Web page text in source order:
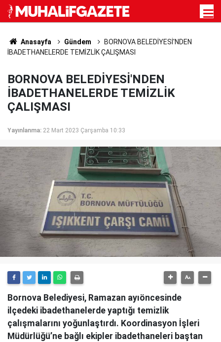
Anasayfa Gündem
BORNOVA BELEDİYESİ'NDEN
İBADETHANELERDE TEMİZLİK ÇALIŞMASI
BORNOVA BELEDİYESİ'NDEN
İBADETHANELERDE TEMİZLİK
ÇALIŞMASI
Yayınlanma: 22 Mart 2023 Çarşamba 10:33
Bornova Belediyesi, Ramazan ayıöncesinde
ilçedeki ibadethanelerde yaptığı temizlik
çalışmalarını yoğunlaştırdı. Koordinasyon İşleri
Müdürlüğü’ne bağlı ekipler ibadethaneleri baştan